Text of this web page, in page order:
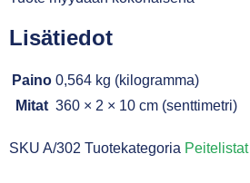
Lisätiedot
Paino 0,564 kg (kilogramma)
Mitat 360 × 2 × 10 cm (senttimetri)
SKU A/302 Tuotekategoria Peitelistat